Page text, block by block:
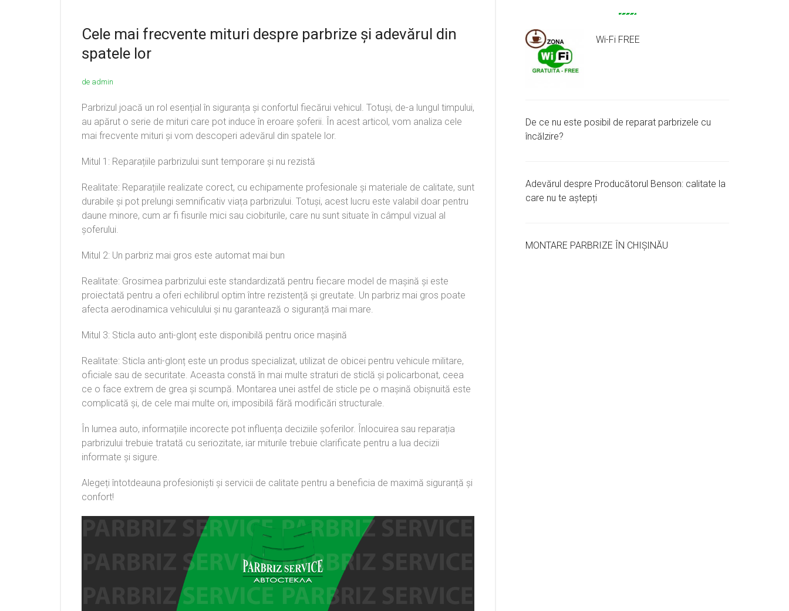
Cele mai frecvente mituri despre parbrize și adevărul din
spatele lor
de admin
Parbrizul joacă un rol esențial în siguranța și confortul fiecărui vehicul. Totuși, de-a lungul timpului,
au apărut o serie de mituri care pot induce în eroare șoferii. În acest articol, vom analiza cele
mai frecvente mituri și vom descoperi adevărul din spatele lor.
Mitul 1: Reparațiile parbrizului sunt temporare și nu rezistă
Realitate: Reparațiile realizate corect, cu echipamente profesionale și materiale de calitate, sunt
durabile și pot prelungi semnificativ viața parbrizului. Totuși, acest lucru este valabil doar pentru
daune minore, cum ar fi fisurile mici sau ciobiturile, care nu sunt situate în câmpul vizual al
șoferului.
Mitul 2: Un parbriz mai gros este automat mai bun
Realitate: Grosimea parbrizului este standardizată pentru fiecare model de mașină și este
proiectată pentru a oferi echilibrul optim între rezistență și greutate. Un parbriz mai gros poate
afecta aerodinamica vehiculului și nu garantează o siguranță mai mare.
Mitul 3: Sticla auto anti-glonț este disponibilă pentru orice mașină
Realitate: Sticla anti-glonț este un produs specializat, utilizat de obicei pentru vehicule militare,
oficiale sau de securitate. Aceasta constă în mai multe straturi de sticlă și policarbonat, ceea
ce o face extrem de grea și scumpă. Montarea unei astfel de sticle pe o mașină obișnuită este
complicată și, de cele mai multe ori, imposibilă fără modificări structurale.
În lumea auto, informațiile incorecte pot influența deciziile șoferilor. Înlocuirea sau reparația
parbrizului trebuie tratată cu seriozitate, iar miturile trebuie clarificate pentru a lua decizii
informate și sigure.
Alegeți întotdeauna profesioniști și servicii de calitate pentru a beneficia de maximă siguranță și
confort!
Wi-Fi FREE
De ce nu este posibil de reparat parbrizele cu
încălzire?
Adevărul despre Producătorul Benson: calitate la
care nu te aștepți
MONTARE PARBRIZE ÎN CHIȘINĂU